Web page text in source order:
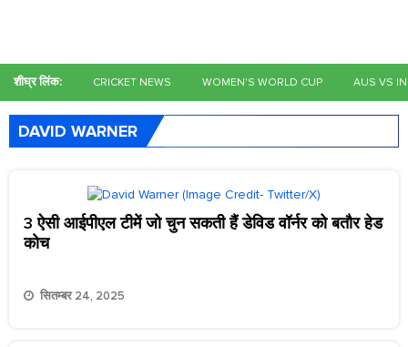
शीघ्र लिंक: CRICKET NEWS WOMEN'S WORLD CUP AUS VS
DAVID WARNER
3 ऐसी आईपीएल टीमें जो चुन सकती हैं डेविड वॉर्नर को बतौर हेड
कोच
सितम्बर 24, 2025